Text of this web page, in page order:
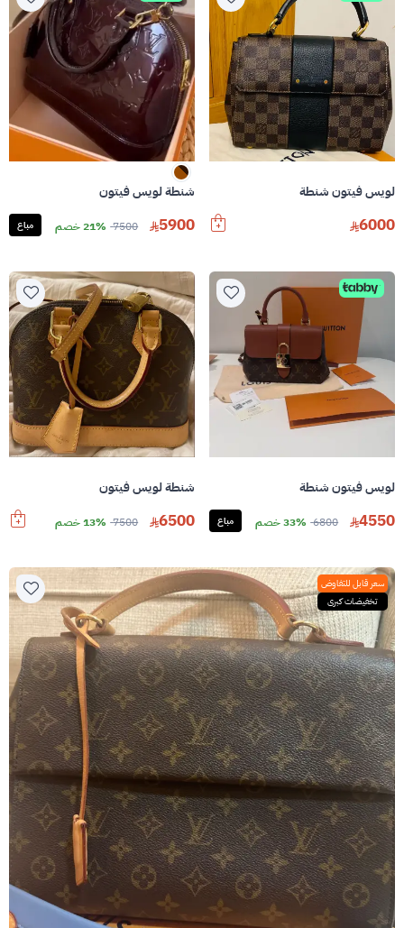
لويس فيتون شنطة
6000
شنطة لويس فيتون
5900
7500 21% خصم مباع
لويس فيتون شنطة
4550
6800 33% خصم مباع
شنطة لويس فيتون
6500
7500 13% خصم
سعر قابل للتفاوض
تخفيضات كبرى